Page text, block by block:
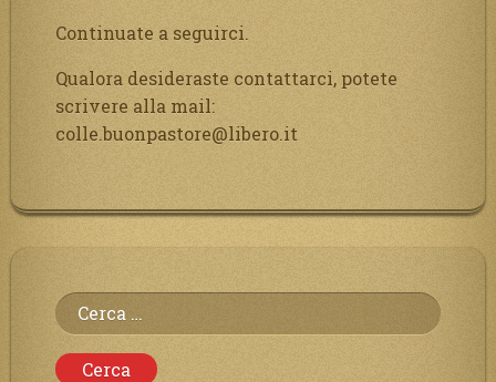
Continuate a seguirci.
Qualora desideraste contattarci, potete
scrivere alla mail:
colle.buonpastore@libero.it
Ricerca
per: